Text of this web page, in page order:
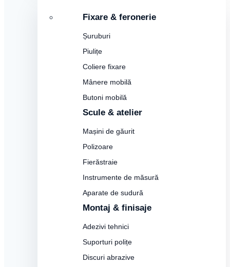
Fixare & feronerie
Șuruburi
Piulițe
Coliere fixare
Mânere mobilă
Butoni mobilă
Scule & atelier
Mașini de găurit
Polizoare
Fierăstraie
Instrumente de măsură
Aparate de sudură
Montaj & finisaje
Adezivi tehnici
Suporturi polițe
Discuri abrazive